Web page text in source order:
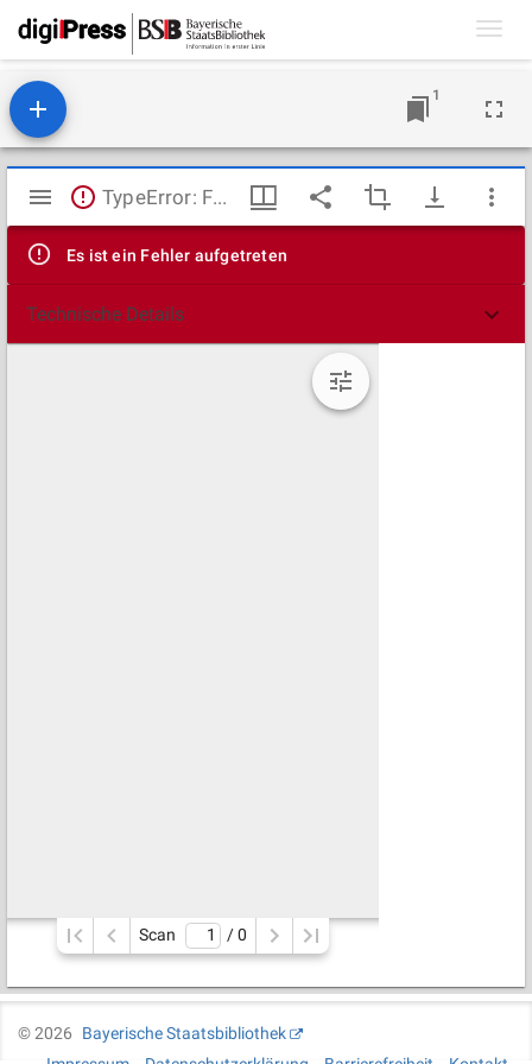
1
Mirador
Viewer
TypeError: Failed to fetch
Es ist ein Fehler aufgetreten
Technische Details
Scan / 0
©2026
Bayerische Staatsbibliothek